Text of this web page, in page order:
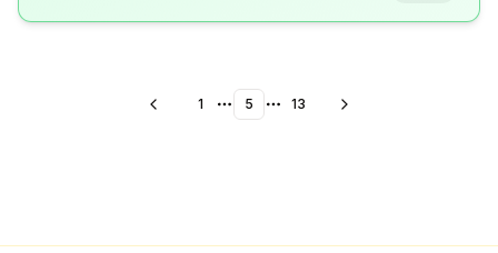
1 More pages
5 More pages
13